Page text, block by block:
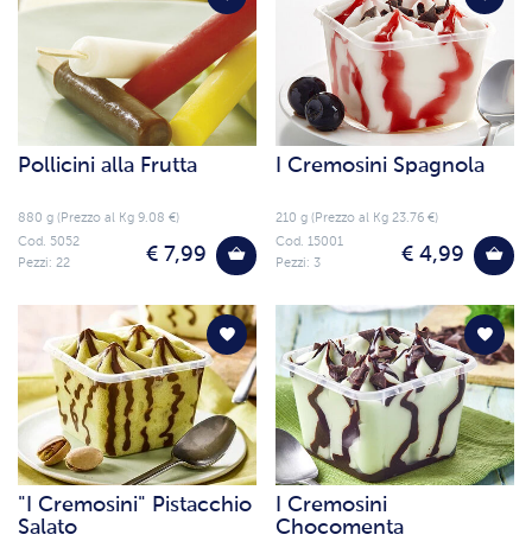
Pollicini alla Frutta
880 g (Prezzo al Kg 9.08 €)
€ 7,99
Cod. 5052
Pezzi: 22
I Cremosini Spagnola
210 g (Prezzo al Kg 23.76 €)
€ 4,99
Cod. 15001
Pezzi: 3
"I Cremosini" Pistacchio
Salato
I Cremosini
Chocomenta